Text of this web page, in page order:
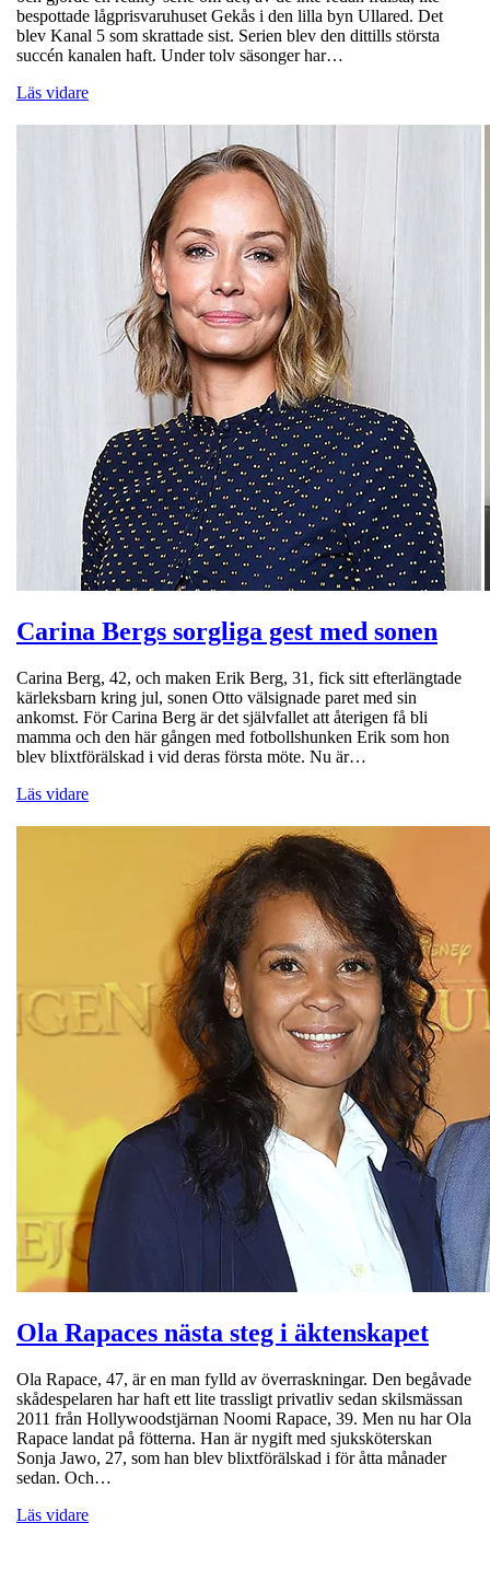
bespottade lågprisvaruhuset Gekås i den lilla byn Ullared. Det
blev Kanal 5 som skrattade sist. Serien blev den dittills största
succén kanalen haft. Under tolv säsonger har…
Läs vidare
Carina Bergs sorgliga gest med sonen
Carina Berg, 42, och maken Erik Berg, 31, fick sitt efterlängtade
kärleksbarn kring jul, sonen Otto välsignade paret med sin
ankomst. För Carina Berg är det självfallet att återigen få bli
mamma och den här gången med fotbollshunken Erik som hon
blev blixtförälskad i vid deras första möte. Nu är…
Läs vidare
Ola Rapaces nästa steg i äktenskapet
Ola Rapace, 47, är en man fylld av överraskningar. Den begåvade
skådespelaren har haft ett lite trassligt privatliv sedan skilsmässan
2011 från Hollywoodstjärnan Noomi Rapace, 39. Men nu har Ola
Rapace landat på fötterna. Han är nygift med sjuksköterskan
Sonja Jawo, 27, som han blev blixtförälskad i för åtta månader
sedan. Och…
Läs vidare